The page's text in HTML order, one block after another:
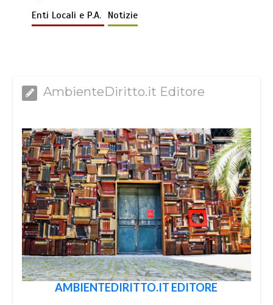
Enti Locali e P.A. Notizie
AmbienteDiritto.it Editore
AMBIENTEDIRITTO.IT EDITORE